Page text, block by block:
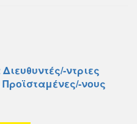
ντριες
νους